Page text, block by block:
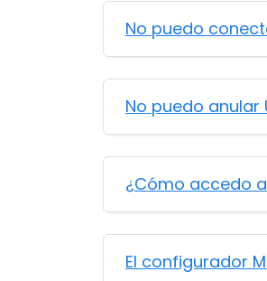
No puedo
No puedo anular
¿Cómo accedo
El configurador